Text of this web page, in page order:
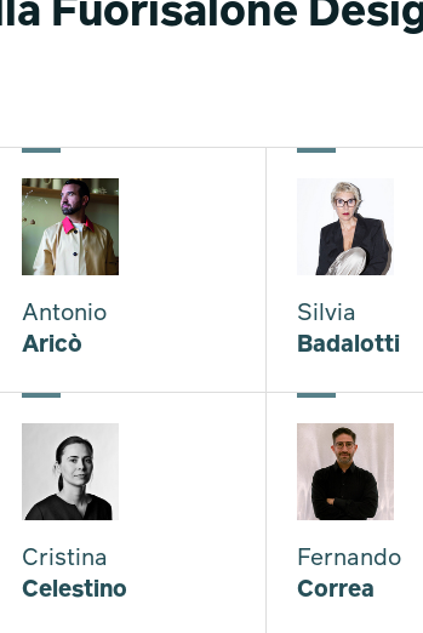
Fuorisalone
Antonio
Aricò
Silvia
Badalotti
Cristina
Celestino
Fernando
Correa